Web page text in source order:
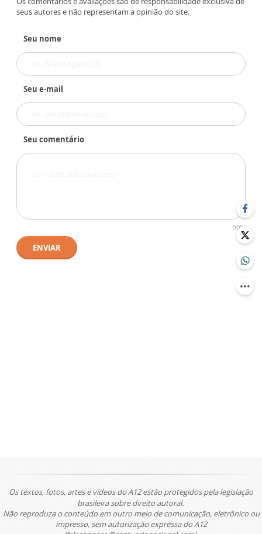
seus autores e não representam a opinião do site.
Seu nome
Seu e-mail
Seu comentário
500
ENVIAR
Os textos, fotos, artes e vídeos do A12 estão protegidos pela legislação
brasileira sobre direito autoral.
Não reproduza o conteúdo em outro meio de comunicação, eletrônico ou
impresso, sem autorização expressa do A12